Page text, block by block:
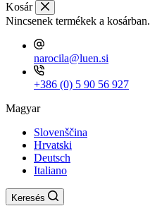
Kosár
Nincsenek termékek a kosárban.
narocila@luen.si
+386 (0) 5 90 56 927
Magyar
Slovenščina
Hrvatski
Deutsch
Italiano
Keresés